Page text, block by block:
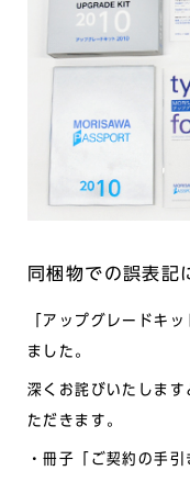
同梱物での誤表記
「アップグレードキ
ました。
深くお詫びいたしま
ただきます。
・冊子「ご契約の手